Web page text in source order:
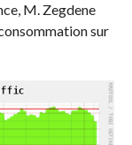
M. Zegdene
sur